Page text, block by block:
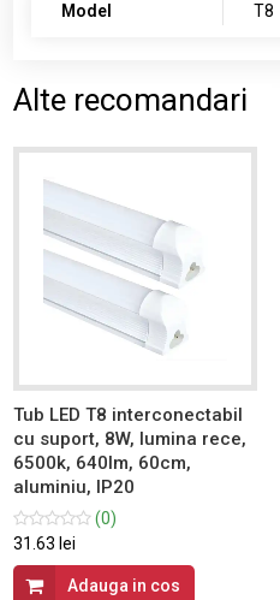
Model T8
Alte recomandari
Tub LED T8 interconectabil
cu suport, 8W, lumina rece,
6500k, 640lm, 60cm,
aluminiu, IP20
(0)
31.63 lei
Adauga in cos